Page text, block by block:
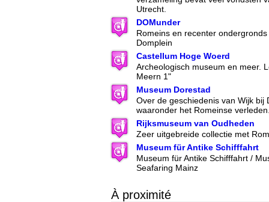
Utrecht.
DOMunder
Romeins en recenter
Domplein
Castellum Hoge Woerd
Archeologisch museum en meer.
Meern 1"
Museum Dorestad
Over de geschiedenis van Wijk bij
waaronder het Romeinse
Rijksmuseum van Oudheden
Zeer uitgebreide collectie met
Museum für Antike Schifffahrt
Museum für Antike Schifffahrt /
Seafaring Mainz
À proximité